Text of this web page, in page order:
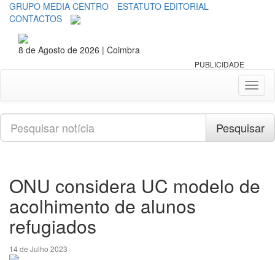
GRUPO MEDIA CENTRO
ESTATUTO EDITORIAL
CONTACTOS
8 de Agosto de 2026 | Coimbra
PUBLICIDADE
Pesquisar
Pesquisar
ONU considera UC modelo de
acolhimento de alunos
refugiados
14 de Julho 2023